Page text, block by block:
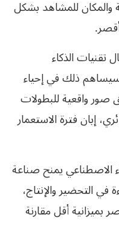
للمشاهد بشكل
تقنيات الذكاء
ذلك في إحياء
صور واقعية للبطولات
إبان فترة الاستعمار
الاصطناعي يمنح صناعة
في التحضير والإنتاج،
بميزانية أقل مقارنة